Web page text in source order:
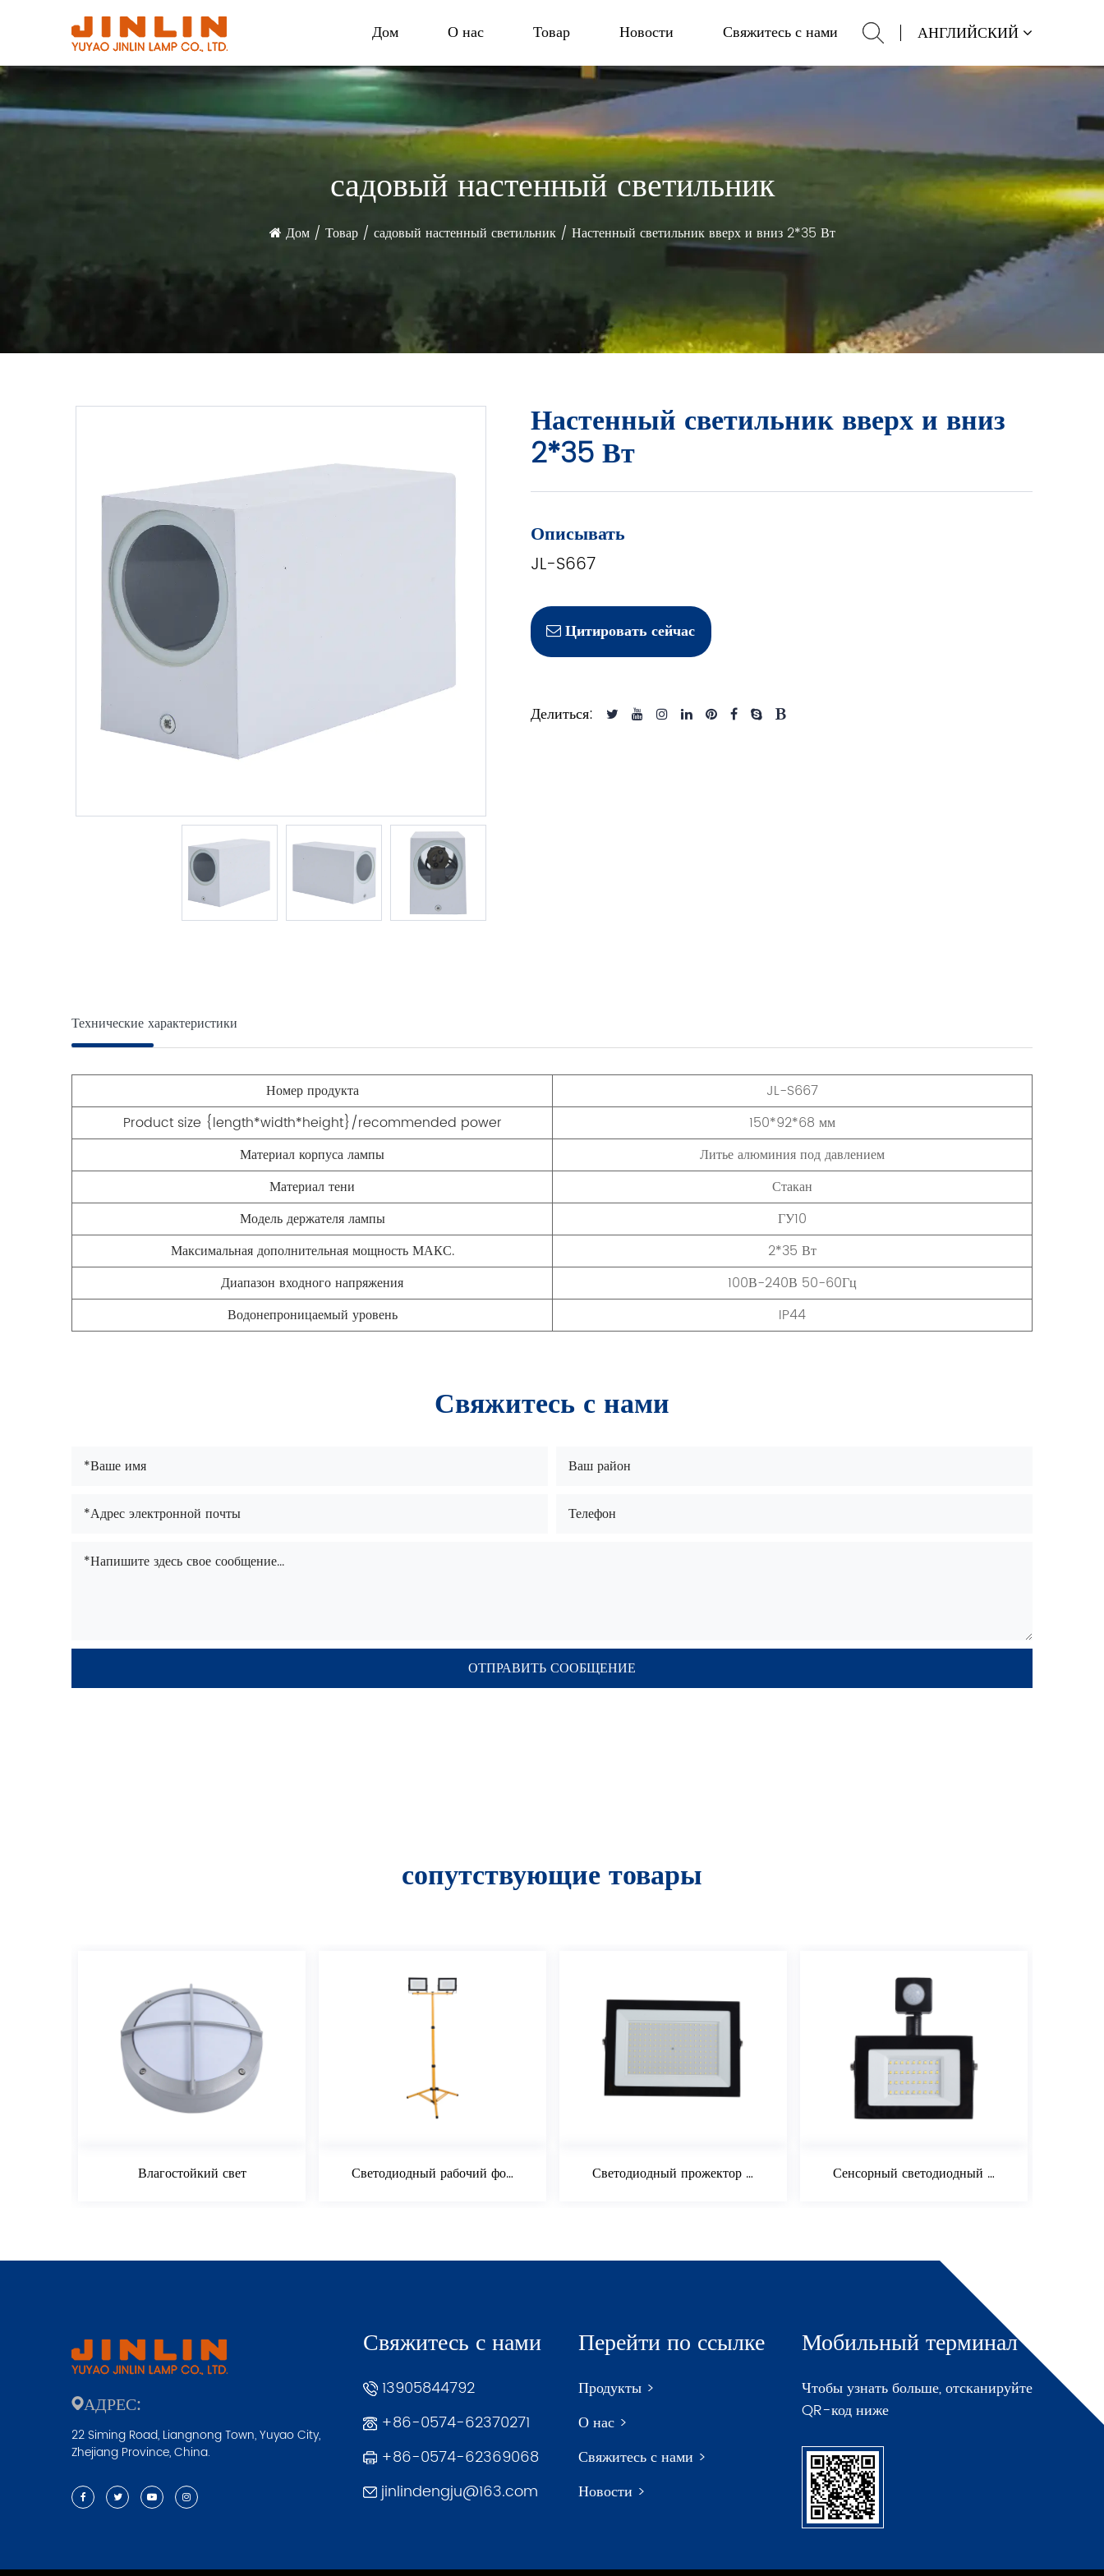
Дом О нас Товар Новости Свяжитесь с нами АНГЛИЙСКИЙ
садовый настенный светильник
Дом/ Товар/ садовый настенный светильник/ Настенный светильник вверх и вниз 2*35 Вт
Настенный светильник вверх и вниз
2*35 Вт
Описывать
JL-S667
Цитировать сейчас
Делиться:
Технические характеристики
Номер продукта
JL-S667
Product size {length*width*height}/recommended power
150*92*68 мм
Материал корпуса лампы
Литье алюминия под давлением
Материал тени
Стакан
Модель держателя лампы
ГУ10
Максимальная дополнительная мощность МАКС.
2*35 Вт
Диапазон входного напряжения
100В-240В 50-60Гц
Водонепроницаемый уровень
IP44
Свяжитесь с нами
сопутствующие товары
Влагостойкий свет Светодиодный рабочий фонарь с телескопическим штативом Светодиодный прожектор 150 Вт Сенсорный светодиодный прожектор 30 Вт
АДРЕС:
22 Siming Road, Liangnong Town, Yuyao City,
Zhejiang Province, China.
Свяжитесь с нами
13905844792
+86-0574-62370271
+86-0574-62369068
jinlindengju@163.com
Перейти по ссылке
Продукты >
О нас >
Свяжитесь с нами >
Новости >
Мобильный терминал
Чтобы узнать больше, отсканируйте
QR-код ниже